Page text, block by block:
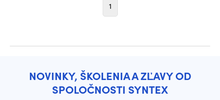
1
NOVINKY, ŠKOLENIA A ZĽAVY OD
SPOLOČNOSTI SYNTEX